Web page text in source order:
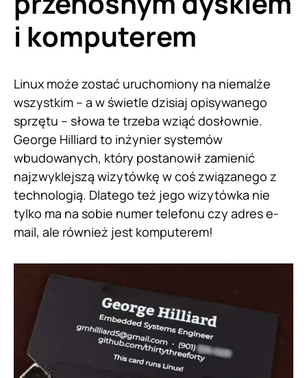
i komputerem
Linux może zostać uruchomiony na niemalże
wszystkim – a w świetle dzisiaj opisywanego
sprzętu – słowa te trzeba wziąć dosłownie.
George Hilliard to inżynier systemów
wbudowanych, który postanowił zamienić
najzwyklejszą wizytówkę w coś związanego z
technologią. Dlatego też jego wizytówka nie
tylko ma na sobie numer telefonu czy adres e-
mail, ale również jest komputerem!